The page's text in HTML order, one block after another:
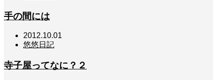
手の間には
2012.10.01
悠悠日記
寺子屋ってなに？２